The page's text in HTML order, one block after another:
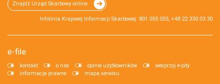
Znajdź Urząd Skarbowy online
Infolinia Krajowej Informacji Skarbowej: 801 055 055, +48 22 330 03 30
e-file
kontakt o nas opinie użytkowników
wesprzyj e-pity
informacje prawne
mapa serwisu